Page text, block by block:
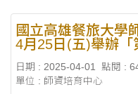
國立高雄餐旅大學
4月25日(五)舉辦「
日期 : 2025-04-01
點閱 :
單位 : 師資培育中心